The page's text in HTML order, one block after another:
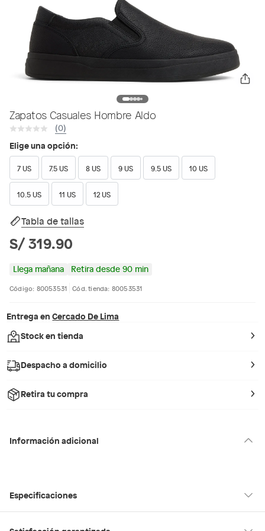
Zapatos Casuales Hombre Aldo
(0)
Elige una opción:
7 US 7.5 US 8 US 9 US 9.5 US 10 US
10.5 US 11 US 12 US
Tabla de tallas
S/ 319.90
Llega mañana Retira desde 90 min
Código: 80053531 Cód. tienda: 80053531
Entrega en Cercado De Lima
Stock en tienda
Despacho a domicilio
Retira tu compra
Información adicional
Especificaciones